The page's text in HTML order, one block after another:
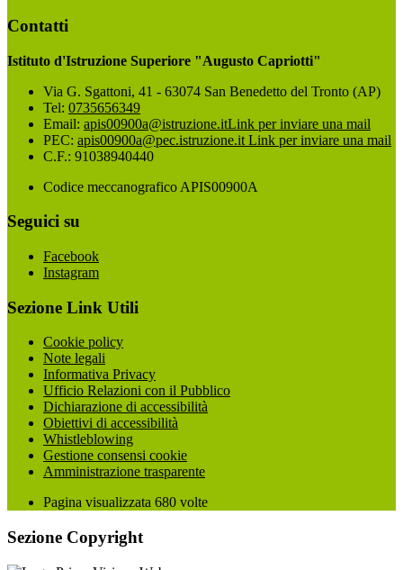
Contatti
Istituto d'Istruzione Superiore "Augusto Capriotti"
Via G. Sgattoni, 41 - 63074 San Benedetto del Tronto (AP)
Tel: 0735656349
Email: apis00900a@istruzione.itLink per inviare una mail
PEC: apis00900a@pec.istruzione.it Link per inviare una mail
C.F.: 91038940440
Codice meccanografico APIS00900A
Seguici su
Facebook
Instagram
Sezione Link Utili
Cookie policy
Note legali
Informativa Privacy
Ufficio Relazioni con il Pubblico
Dichiarazione di accessibilità
Obiettivi di accessibilità
Whistleblowing
Gestione consensi cookie
Amministrazione trasparente
Pagina visualizzata 680 volte
Sezione Copyright